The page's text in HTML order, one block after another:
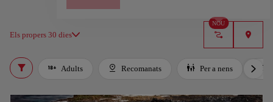
Els propers 30 dies
NOU
Adults Recomanats Per a nens